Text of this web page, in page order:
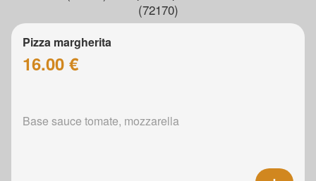
(72170)
Pizza margherita
16.00 €
Base sauce tomate, mozzarella